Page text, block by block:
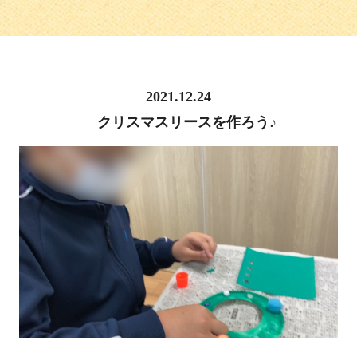
2021.12.24
クリスマスリースを作ろう♪